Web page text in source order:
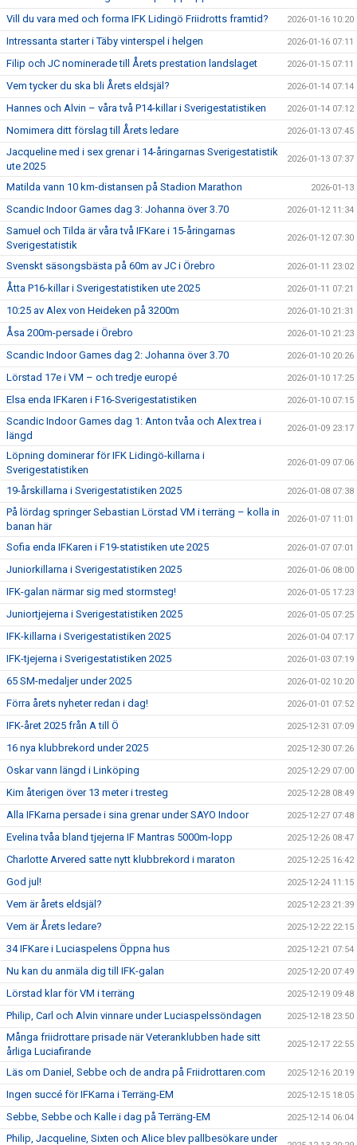
Vill du vara med och forma IFK Lidingö Friidrotts framtid? 2026-01-16 10:20
Intressanta starter i Täby vinterspel i helgen 2026-01-16 07:11
Filip och JC nominerade till Årets prestation landslaget 2026-01-15 07:11
Vem tycker du ska bli Årets eldsjäl? 2026-01-14 07:14
Hannes och Alvin – våra två P14-killar i Sverigestatistiken 2026-01-14 07:12
Nomimera ditt förslag till Årets ledare 2026-01-13 07:45
Jacqueline med i sex grenar i 14-åringarnas Sverigestatistik
ute 2025
2026-01-13 07:37
Matilda vann 10 km-distansen på Stadion Marathon 2026-01-13
Scandic Indoor Games dag 3: Johanna över 3.70 2026-01-12 11:34
Samuel och Tilda är våra två IFKare i 15-åringarnas
Sverigestatistik
2026-01-12 07:30
Svenskt säsongsbästa på 60m av JC i Örebro 2026-01-11 23:02
Åtta P16-killar i Sverigestatistiken ute 2025 2026-01-11 07:21
10:25 av Alex von Heideken på 3200m 2026-01-10 21:31
Åsa 200m-persade i Örebro 2026-01-10 21:23
Scandic Indoor Games dag 2: Johanna över 3.70 2026-01-10 20:26
Lörstad 17e i VM – och tredje europé 2026-01-10 17:25
Elsa enda IFKaren i F16-Sverigestatistiken 2026-01-10 07:15
Scandic Indoor Games dag 1: Anton tvåa och Alex trea i
längd
2026-01-09 23:17
Löpning dominerar för IFK Lidingö-killarna i
Sverigestatistiken
2026-01-09 07:06
19-årskillarna i Sverigestatistiken 2025 2026-01-08 07:38
På lördag springer Sebastian Lörstad VM i terräng – kolla in
banan här
2026-01-07 11:01
Sofia enda IFKaren i F19-statistiken ute 2025 2026-01-07 07:01
Juniorkillarna i Sverigestatistiken 2025 2026-01-06 08:00
IFK-galan närmar sig med stormsteg! 2026-01-05 17:23
Juniortjejerna i Sverigestatistiken 2025 2026-01-05 07:25
IFK-killarna i Sverigestatistiken 2025 2026-01-04 07:17
IFK-tjejerna i Sverigestatistiken 2025 2026-01-03 07:19
65 SM-medaljer under 2025 2026-01-02 10:20
Förra årets nyheter redan i dag! 2026-01-01 07:52
IFK-året 2025 från A till Ö 2025-12-31 07:09
16 nya klubbrekord under 2025 2025-12-30 07:26
Oskar vann längd i Linköping 2025-12-29 07:00
Kim återigen över 13 meter i tresteg 2025-12-28 08:49
Alla IFKarna persade i sina grenar under SAYO Indoor 2025-12-27 07:48
Evelina tvåa bland tjejerna IF Mantras 5000m-lopp 2025-12-26 08:47
Charlotte Arvered satte nytt klubbrekord i maraton 2025-12-25 16:42
God jul! 2025-12-24 11:15
Vem är årets eldsjäl? 2025-12-23 21:39
Vem är Årets ledare? 2025-12-22 22:15
34 IFKare i Luciaspelens Öppna hus 2025-12-21 07:54
Nu kan du anmäla dig till IFK-galan 2025-12-20 07:49
Lörstad klar för VM i terräng 2025-12-19 09:48
Philip, Carl och Alvin vinnare under Luciaspelssöndagen 2025-12-18 23:50
Många friidrottare prisade när Veteranklubben hade sitt
årliga Luciafirande
2025-12-17 22:55
Läs om Daniel, Sebbe och de andra på Friidrottaren.com 2025-12-16 20:19
Ingen succé för IFKarna i Terräng-EM 2025-12-15 18:05
Sebbe, Sebbe och Kalle i dag på Terräng-EM 2025-12-14 06:04
Philip, Jacqueline, Sixten och Alice blev pallbesökare under